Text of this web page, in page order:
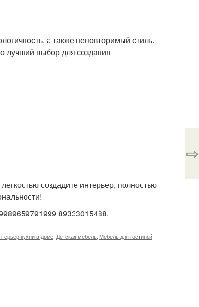
а также неповторимый стиль.
лучший выбор для создания
создадите интерьер, полностью
89333015488.
кухни в доме Детская мебель Мебель для гостиной
⇨